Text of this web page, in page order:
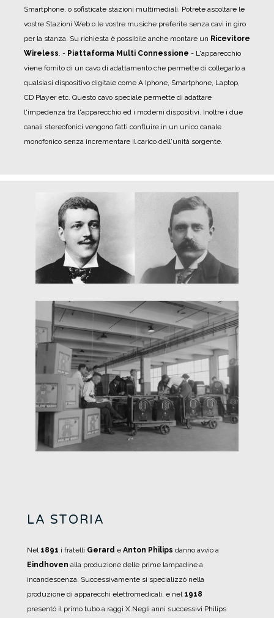
Smartphone, o sofisticate stazioni multimediali. Potrete ascoltare le
vostre Stazioni Web o le vostre musiche preferite senza cavi in giro
per la stanza. Su richiesta è possibile anche montare un Ricevitore
Wireless. - Piattaforma Multi Connessione - L'apparecchio
viene fornito di un cavo di adattamento che permette di collegarlo a
qualsiasi dispositivo digitale come A Iphone, Smartphone, Laptop,
CD Player etc. Questo cavo speciale permette di adattare
l'impedenza tra l'apparecchio ed i moderni dispositivi. Inoltre i due
canali stereofonici vengono fatti confluire in un unico canale
monofonico senza incrementare il carico dell'unità sorgente.
LA STORIA
Nel 1891 i fratelli Gerard e Anton Philips danno avvio a
Eindhoven alla produzione delle prime lampadine a
incandescenza. Successivamente si specializzò nella
produzione di apparecchi elettromedicali, e nel 1918
presentò il primo tubo a raggi X. Negli anni successivi Philips